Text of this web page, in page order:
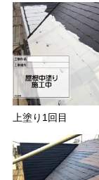
上塗り1回目